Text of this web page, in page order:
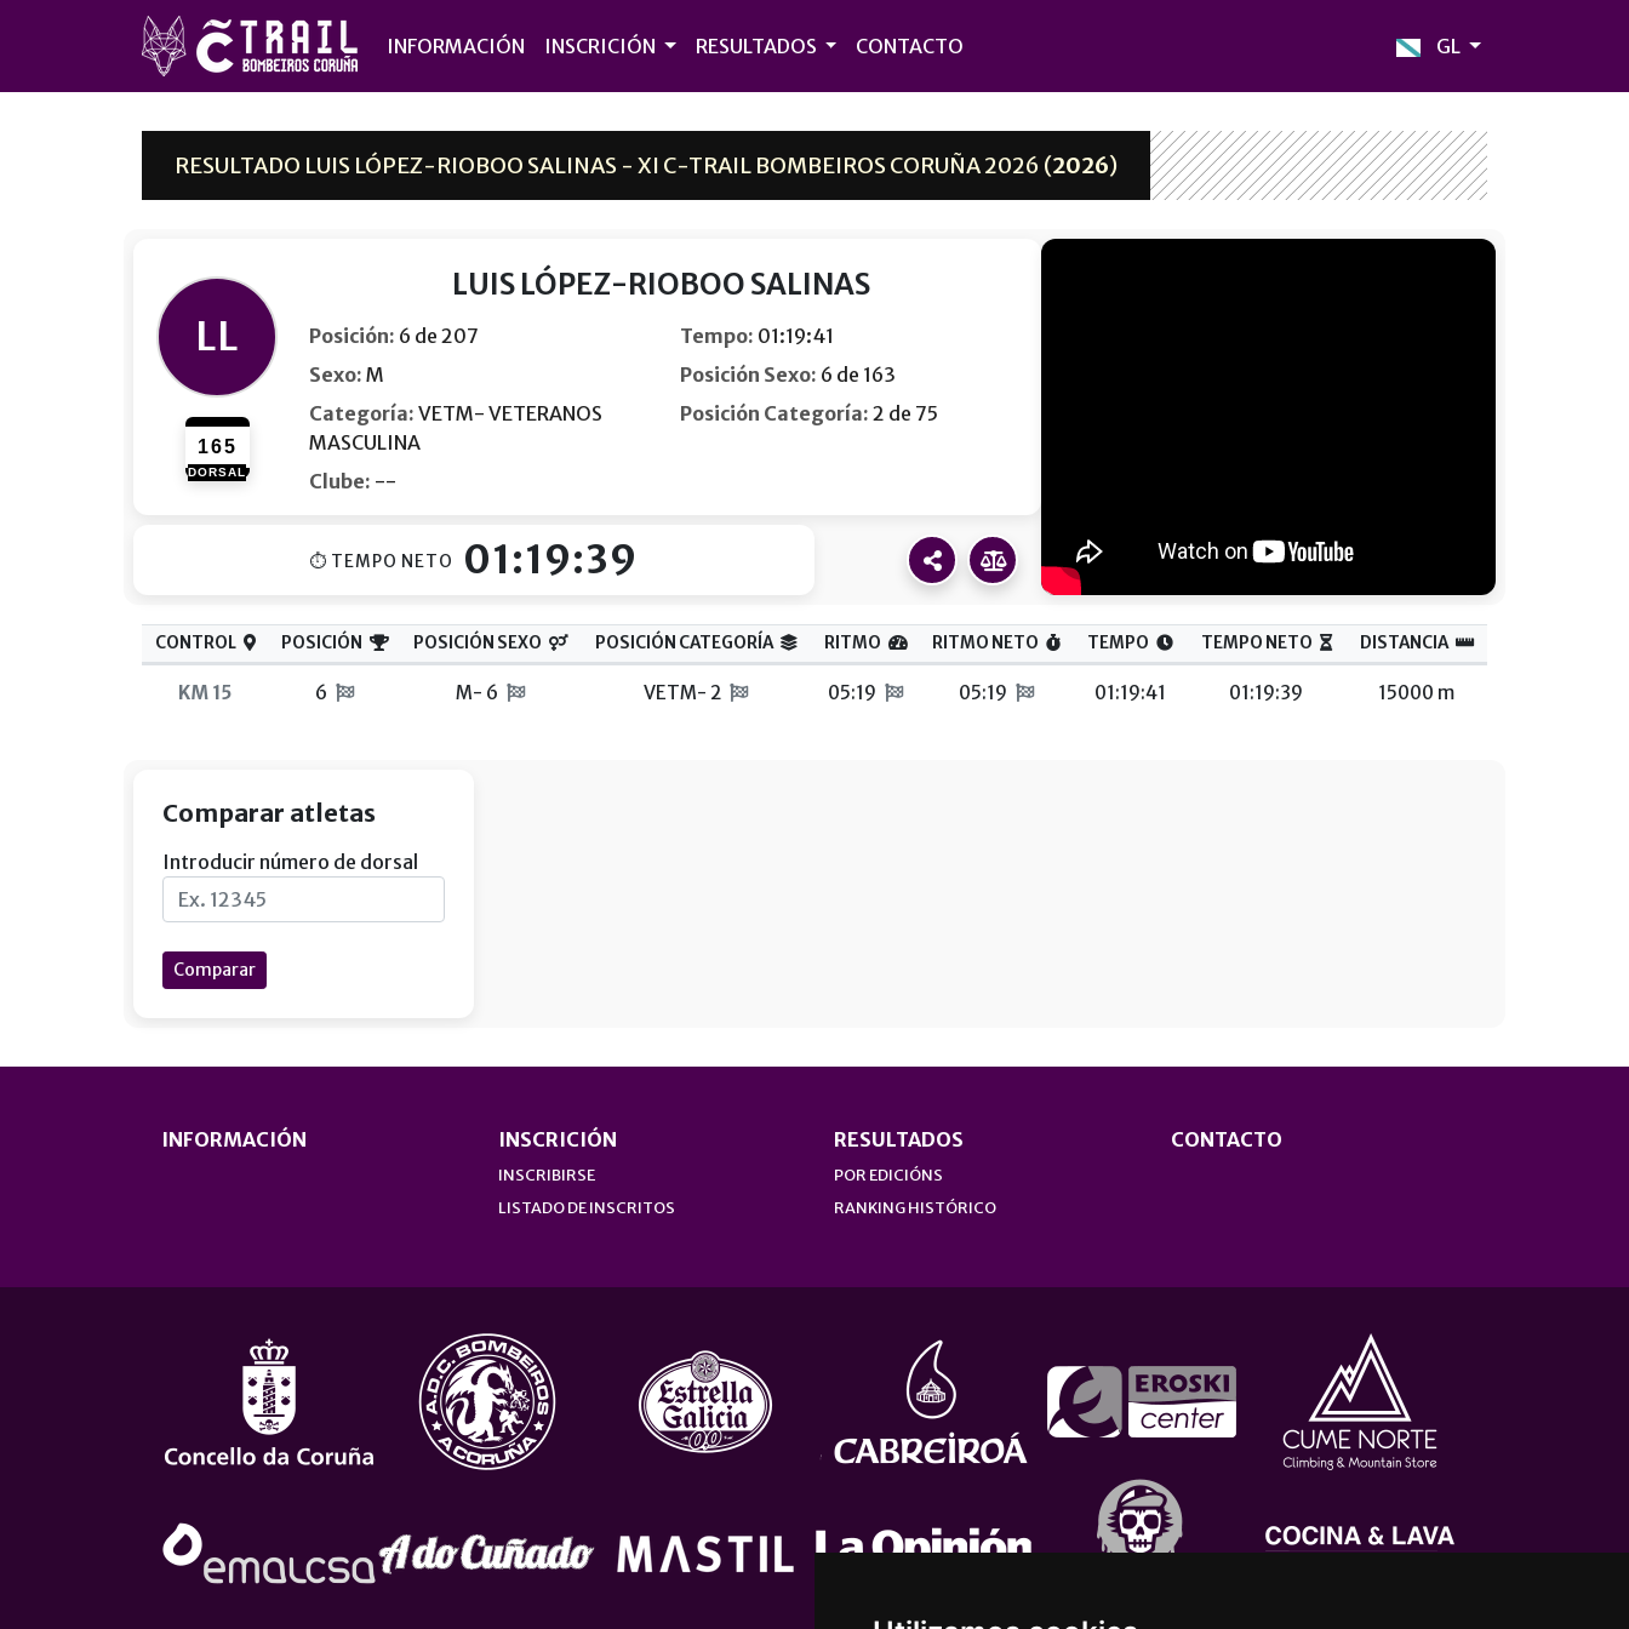
INFORMACIÓN INSCRICIÓN RESULTADOS CONTACTO GL
RESULTADO LUIS LÓPEZ-RIOBOO SALINAS - XI C-TRAIL BOMBEIROS CORUÑA 2026 (2026)
LL
165
DORSAL
LUIS LÓPEZ-RIOBOO SALINAS
Posición: 6 de 207 Tempo: 01:19:41
Sexo: M Posición Sexo: 6 de 163
Categoría: VETM- VETERANOS
MASCULINA
Posición Categoría: 2 de 75
Clube: --
⏱ TEMPO NETO 01:19:39
CONTROL POSICIÓN POSICIÓN SEXO POSICIÓN CATEGORÍA RITMO RITMO NETO TEMPO TEMPO NETO DISTANCIA
KM 15 6 M- 6 VETM- 2 05:19 05:19 01:19:41 01:19:39 15000 m
Comparar atletas
Introducir número de dorsal
Comparar
INFORMACIÓN INSCRICIÓN
INSCRIBIRSE
LISTADO DE INSCRITOS
RESULTADOS
POR EDICIÓNS
RANKING HISTÓRICO
CONTACTO